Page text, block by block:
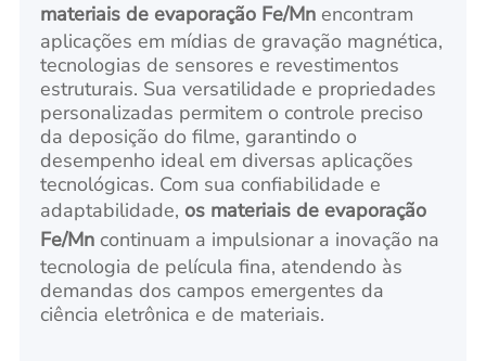
materiais de evaporação Fe/Mn encontram
aplicações em mídias de gravação magnética,
tecnologias de sensores e revestimentos
estruturais. Sua versatilidade e propriedades
personalizadas permitem o controle preciso
da deposição do filme, garantindo o
desempenho ideal em diversas aplicações
tecnológicas. Com sua confiabilidade e
adaptabilidade, os materiais de evaporação
Fe/Mn continuam a impulsionar a inovação na
tecnologia de película fina, atendendo às
demandas dos campos emergentes da
ciência eletrônica e de materiais.